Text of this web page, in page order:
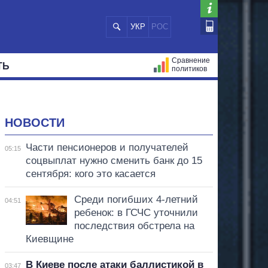
УКР РОС
Сравнение
политиков
НОВОСТИ
05:15
Части пенсионеров и получателей
соцвыплат нужно сменить банк до 15
сентября: кого это касается
04:51
Среди погибших 4-летний
ребенок: в ГСЧС уточнили
последствия обстрела на
Киевщине
03:47
В Киеве после атаки баллистикой в